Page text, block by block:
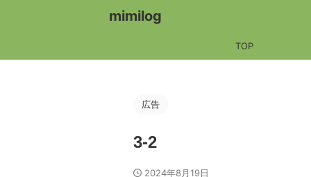
mimilog
TOP
広告
3-2
2024年8月19日